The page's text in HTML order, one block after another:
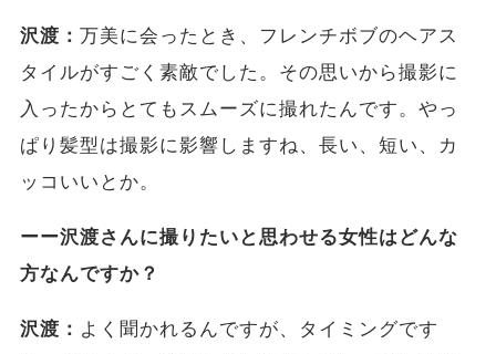
沢渡： 万美に会ったとき、フレンチボブのヘアス
タイルがすごく素敵でした。その思いから撮影に
入ったからとてもスムーズに撮れたんです。やっ
ぱり髪型は撮影に影響しますね、長い、短い、カ
ッコいいとか。
ーー沢渡さんに撮りたいと思わせる女性はどんな
方なんですか？
沢渡： よく聞かれるんですが、タイミングです